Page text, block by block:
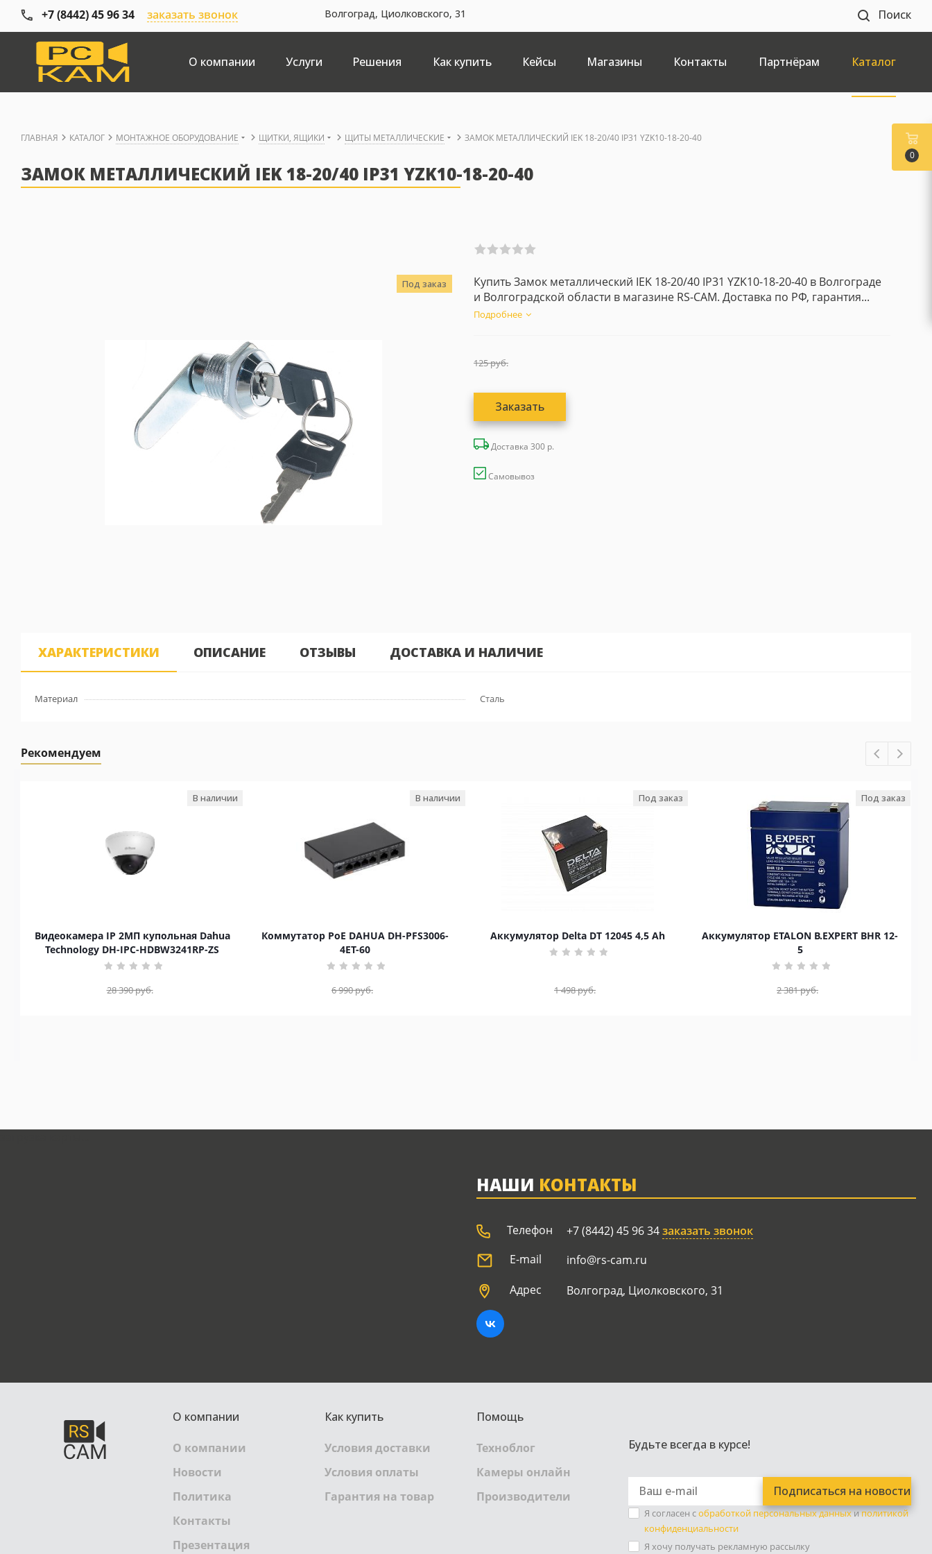
+7 (8442) 45 96 34 заказать звонок Волгоград, Циолковского, 31 Поиск
О компании Услуги Решения Как купить Кейсы Магазины Контакты Партнёрам Каталог
ГЛАВНАЯ КАТАЛОГ МОНТАЖНОЕ ОБОРУДОВАНИЕ ЩИТКИ, ЯЩИКИ ЩИТЫ МЕТАЛЛИЧЕСКИЕ ЗАМОК МЕТАЛЛИЧЕСКИЙ IEK 18-20/40 IP31 YZK10-18-20-40
ЗАМОК МЕТАЛЛИЧЕСКИЙ IEK 18-20/40 IP31 YZK10-18-20-40
Под заказ
Купить Замок металлический IEK 18-20/40 IP31 YZK10-18-20-40 в Волгограде
и Волгоградской области в магазине RS-CAM. Доставка по РФ, гарантия...
Подробнее
125руб.
Заказать
Доставка 300 р.
Самовывоз
ХАРАКТЕРИСТИКИ ОПИСАНИЕ ОТЗЫВЫ ДОСТАВКА И НАЛИЧИЕ
Материал Сталь
Рекомендуем
Видеокамера IP 2МП купольная Dahua
Technology DH-IPC-HDBW3241RP-ZS
В наличии
28 390руб.
Коммутатор PoE DAHUA DH-PFS3006-
4ET-60
В наличии
6 990руб.
Аккумулятор Delta DT 12045 4,5 Ah
Под заказ
1 498руб.
Аккумулятор ETALON B.EXPERT BHR 12-
5
Под заказ
2 381руб.
НАШИ КОНТАКТЫ
Телефон +7 (8442) 45 96 34заказать звонок
E-mail
info@rs-cam.ru
Адрес
Волгоград, Циолковского, 31
О компании
О компании
Новости
Политика
Контакты
Презентация
Как купить
Условия доставки
Условия оплаты
Гарантия на товар
Помощь
Техноблог
Камеры онлайн
Производители
Будьте всегда в курсе!
Я согласен собработкой персональных данныхиполитикой
конфиденциальности
Я хочу получать рекламную рассылку
0